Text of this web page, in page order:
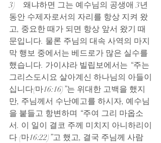
3)    왜냐하면 그는 예수님의 공생애 3년
동안 수제자로서의 자리를 항상 지켜 왔
고, 중요한 때가 되면 항상 앞서 왔기 때
문입니다. 물론 주님의 대속 사역의 마지
막 행보 중에서는 베드로가 많은 실수를
했습니다. 가이샤라 빌립보에서는 “주는
그리스도시요 살아계신 하나님의 아들이
십니다(마16:16)”는 위대한 고백을 했지
만, 주님께서 수난예고를 하시자, 예수님
을 붙들고 항변하며 “주여 그리 마옵소
서. 이 일이 결코 주께 미치지 아니하리이
다 (마16:22)”고 했고, 결국 주님께 사람